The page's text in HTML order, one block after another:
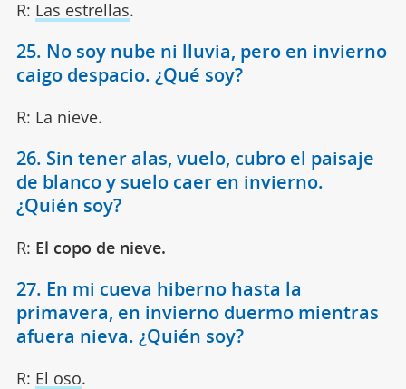
R: Las estrellas.
25. No soy nube ni lluvia, pero en invierno
caigo despacio. ¿Qué soy?
R: La nieve.
26. Sin tener alas, vuelo, cubro el paisaje
de blanco y suelo caer en invierno.
¿Quién soy?
R: El copo de nieve.
27. En mi cueva hiberno hasta la
primavera, en invierno duermo mientras
afuera nieva. ¿Quién soy?
R: El oso.